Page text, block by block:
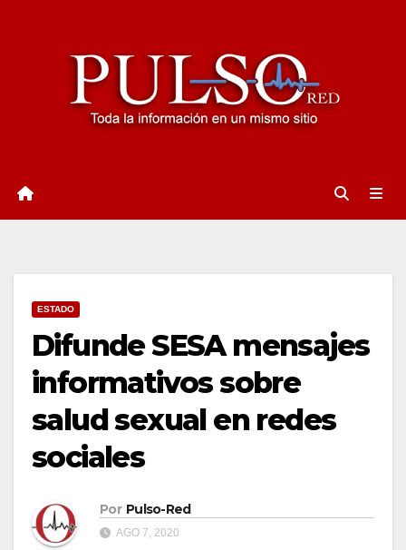
ESTADO
Difunde SESA mensajes
informativos sobre
salud sexual en redes
sociales
Por Pulso-Red
AGO 7, 2020